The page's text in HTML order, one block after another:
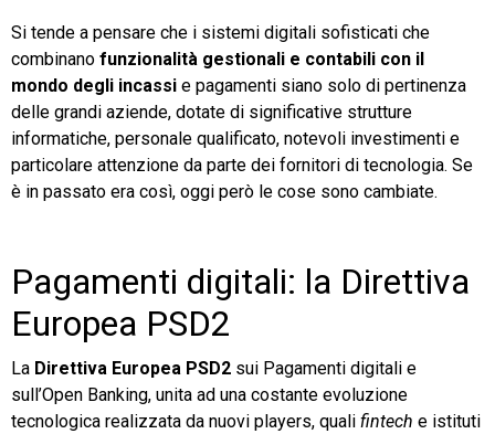
Financial Solutions
HR
Trust Services
TeamSystem Corporate
Si tende a pensare che i sistemi digitali sofisticati che
combinano funzionalità gestionali e contabili con il
mondo degli incassi e pagamenti siano solo di pertinenza
delle grandi aziende, dotate di significative strutture
informatiche, personale qualificato, notevoli investimenti e
particolare attenzione da parte dei fornitori di tecnologia. Se
è in passato era così, oggi però le cose sono cambiate.
Pagamenti digitali: la Direttiva
Europea PSD2
La Direttiva Europea PSD2 sui Pagamenti digitali e
sull’Open Banking, unita ad una costante evoluzione
tecnologica realizzata da nuovi players, quali fintech e istituti